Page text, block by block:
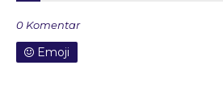
0 Komentar
Emoji